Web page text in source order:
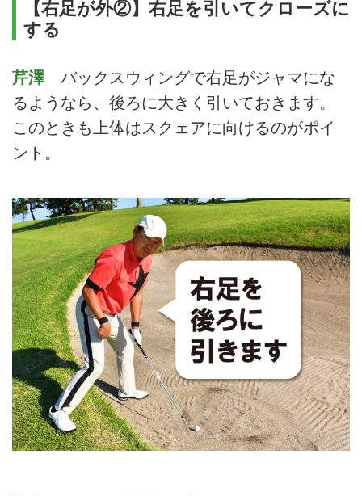
【右足が外②】右足を引いてクローズに
する
芹澤バックスウィングで右足がジャマにな
るようなら、後ろに大きく引いておきます。
このときも上体はスクェアに向けるのがポイ
ント。